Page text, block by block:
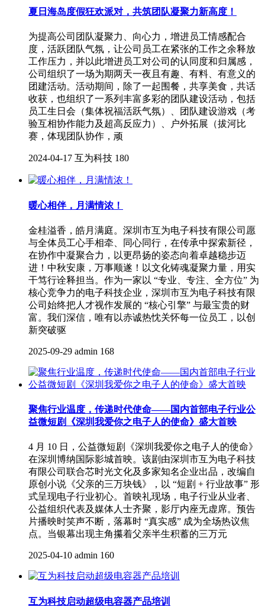
夏日海岛度假狂欢派对，共筑团队凝聚力新高度！
为提高公司团队凝聚力、向心力，增进员工情感配合
度，活跃团队气氛，让公司员工在紧张的工作之余释放
工作压力，并以此增进员工对公司的认同度和归属感，
公司组织了一场为期两天一夜且有趣、有料、有意义的
团建活动。活动期间，除了一起围餐，共享美食，共话
收获，也组织了一系列丰富多彩的团队建设活动，包括
员工生日会（集体祝福活跃气氛）、团队建设游戏（考
验互相协作能力及超高反应力）、户外拓展（拔河比
赛，体现团队协作，顽
2024-04-17 互为科技 180
暖心相伴，月满情浓！
金桂溢香，皓月满庭。深圳市互为电子科技有限公司愿
与全体员工心手相牵、同心同行，在传承中探索新径，
在协作中凝聚合力，以更昂扬的姿态向着卓越稳步迈
进！中秋安康，万事顺遂！以文化铸魂凝聚力量，用实
干笃行诠释担当。作为一家以 “专业、专注、全方位” 为
核心竞争力的电子科技企业，深圳市互为电子科技有限
公司始终把人才视作发展的 “核心引擎” 与最宝贵的财
富。我们深信，唯有以赤诚热忱关怀每一位员工，以创
新突破驱
2025-09-29 admin 168
聚焦行业温度，传递时代使命——国内首部电子行业公
益微短剧《深圳我爱你之电子人的使命》盛大首映
4 月 10 日，公益微短剧《深圳我爱你之电子人的使命》
在深圳博纳国际影城首映。该剧由深圳市互为电子科技
有限公司联合芯时光文化及多家知名企业出品，改编自
原创小说《父亲的三万块钱》，以 “短剧 + 行业故事” 形
式呈现电子行业初心。首映礼现场，电子行业从业者、
公益组织代表及媒体人士齐聚，影厅内座无虚席。预告
片播映时笑声不断，落幕时 “真实感” 成为全场热议焦
点。当银幕出现主角攥着父亲半生积蓄的三万元
2025-04-10 admin 160
互为科技启动超级电容器产品培训